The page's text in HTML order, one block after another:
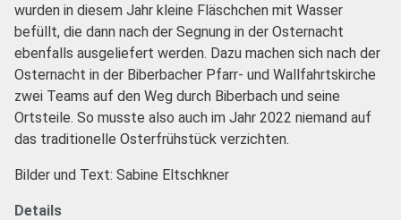
wurden in diesem Jahr kleine Fläschchen mit Wasser
befüllt, die dann nach der Segnung in der Osternacht
ebenfalls ausgeliefert werden. Dazu machen sich nach der
Osternacht in der Biberbacher Pfarr- und Wallfahrtskirche
zwei Teams auf den Weg durch Biberbach und seine
Ortsteile. So musste also auch im Jahr 2022 niemand auf
das traditionelle Osterfrühstück verzichten.
Bilder und Text: Sabine Eltschkner
Details